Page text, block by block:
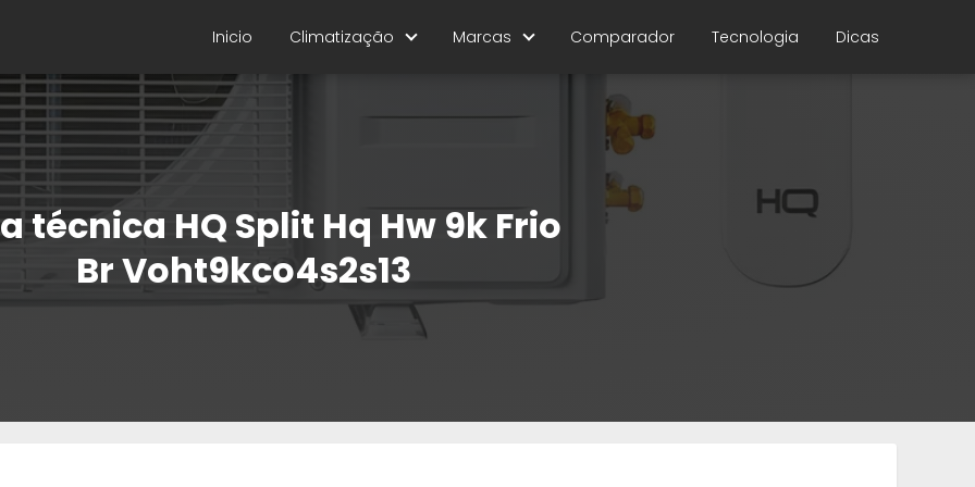
Inicio Climatização Marcas Comparador Tecnologia Dicas
técnica HQ Split Hq Hw 9k Frio
Br Voht9kco4s2s13